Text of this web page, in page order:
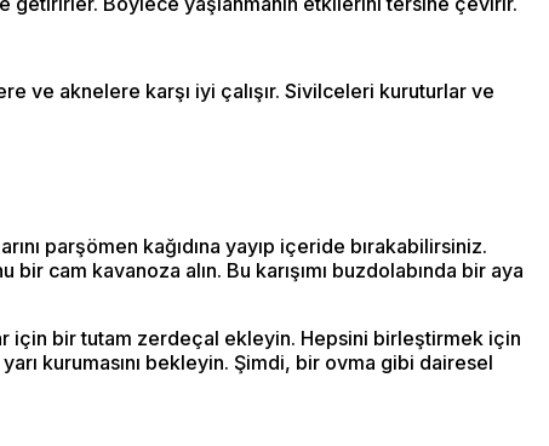
ve aknelere karşı iyi çalışır. Sivilceleri kuruturlar ve
parşömen kağıdına yayıp içeride bırakabilirsiniz.
cam kavanoza alın. Bu karışımı buzdolabında bir aya
için bir tutam zerdeçal ekleyin. Hepsini birleştirmek için
kurumasını bekleyin. Şimdi, bir ovma gibi dairesel